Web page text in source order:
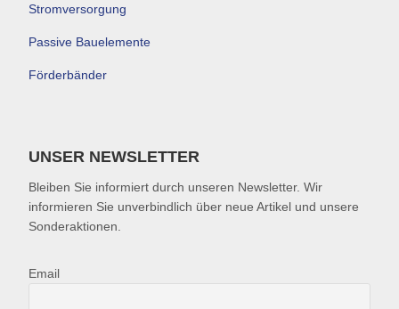
Stromversorgung
Passive Bauelemente
Förderbänder
UNSER NEWSLETTER
Bleiben Sie informiert durch unseren Newsletter. Wir
informieren Sie unverbindlich über neue Artikel und unsere
Sonderaktionen.
Email